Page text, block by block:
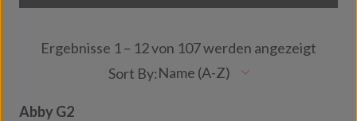
Ergebnisse 1 – 12 von 107 werden angezeigt
Abby G2